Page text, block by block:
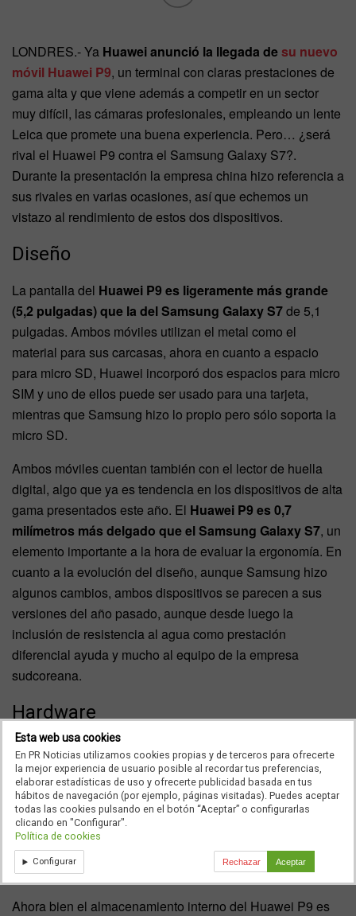
LONDRES.- Ya Huawei anunció la llegada desu nuevo
móvil Huawei P9, un terminal con claras prestaciones de
gama alta y que viene además a competir en un sector
muy difícil, las cámaras profesionales, empleando un lente
Leica que promete una buena experiencia. Pero… ¿será
rival el Huawei P9 contra el Samsung Galaxy S7?.
Durante la presentación la empresa china hizo referencia a
sus rivales en varias ocasiones, así que echemos un
vistazo al rendimiento de estos dos dispositivos.
Diseño
La pantalla del Huawei P9 es ligeramente más grande
(5,2 pulgadas) que la del Samsung Galaxy S7de 5,1
pulgadas. Ambos móviles utilizan el metal como el
material para sus carcasas, ahora en cuanto a espacio
para micro SD, Huawei incorporó dos espacios para micro
SIM y uno de ellos puede ser usado para una tarjeta,
mientras que Samsung hizo lo propio pero sólo soporta la
micro SD.
Ambos móviles cuentan también con el lector de huella
digital, algo que ya es tendencia en los dispositivos de alta
gama presentados este año. El Huawei P9 es 0,7
milímetros más delgado que el Samsung Galaxy S7, un
elemento importante a la hora de evaluar la ergonomía. En
cuanto a la evolución del diseño, aunque Samsung hizo
algunos cambios, ambos dispositivos se parecen a sus
versiones del año pasado, aunque desde luego la
inclusión de resistencia al agua como prestación
diferencial ayuda y mucho al equipo de la empresa
sudcoreana.
Hardware
Empecemos por los procesadores, la fabricante china optó
por elnuevo procesador Octa core Kirin 955 2.5GHz a
64-bit para su Huawei P9, en su lugar Samsung colocó
en el Galaxy S7 el laureado Snapdragon 820 de cuatro
núcleos, muy famoso por el MWC 2016. En cuanto a
memoria RAM Samsung superó por un GB a Huawei
colocando 4GB en su dispositivo.
Ahora bien el almacenamiento interno del Huawei P9 es
Esta web usa cookies
En PR Noticias utilizamos cookies propias y de terceros para ofrecerte
la mejor experiencia de usuario posible al recordar tus preferencias,
elaborar estadísticas de uso y ofrecerte publicidad basada en tus
hábitos de navegación (por ejemplo, páginas visitadas). Puedes aceptar
todas las cookies pulsando en el botón “Aceptar” o configurarlas
clicando en "Configurar".
Política de cookies
Configurar Rechazar Aceptar